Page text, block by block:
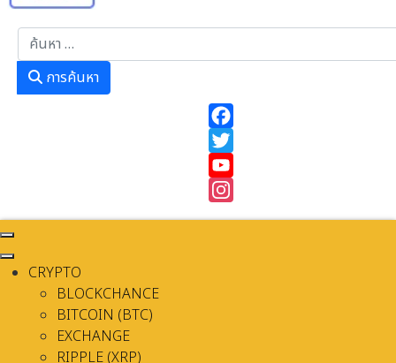
การค้นหา
Instagram
CRYPTO
BLOCKCHANCE
BITCOIN (BTC)
EXCHANGE
RIPPLE (XRP)